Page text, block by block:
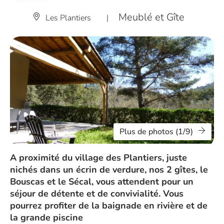
Les Plantiers | Meublé et Gîte
Plus de photos (1/9)
A proximité du village des Plantiers, juste
nichés dans un écrin de verdure, nos 2 gîtes, le
Bouscas et le Sécal, vous attendent pour un
séjour de détente et de convivialité. Vous
pourrez profiter de la baignade en rivière et de
la grande piscine